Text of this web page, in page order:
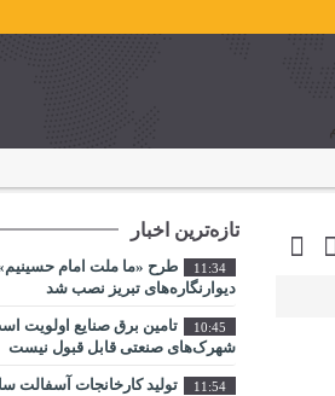
تازه‌ترین اخبار
11:34
طرح «ما ملت امام
دیوارنگاره‌های تبریز نصب شد
10:45
تامین برق صنایع اولویت
شهرک‌های صنعتی قابل قبول نیست
11:54
تولید کارخانجات آسفالت